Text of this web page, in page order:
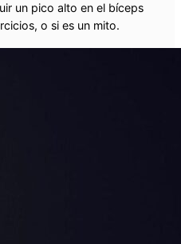
un pico alto en el bíceps
o si es un mito.